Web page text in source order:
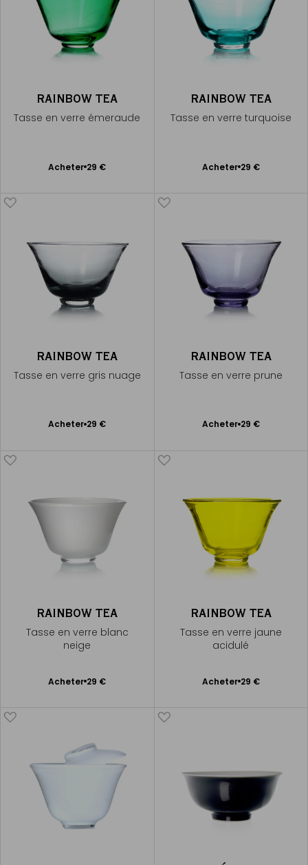
RAINBOW TEA
Tasse en verre émeraude
Acheter 29 €
Ajouter
RAINBOW TEA
Tasse en verre turquoise
Acheter 29 €
Ajouter
RAINBOW TEA
Tasse en verre gris nuage
Acheter 29 €
Ajouter
RAINBOW TEA
Tasse en verre prune
Acheter 29 €
Ajouter
RAINBOW TEA
Tasse en verre blanc
neige
Acheter 29 €
Ajouter
RAINBOW TEA
Tasse en verre jaune
acidulé
Acheter 29 €
Ajouter